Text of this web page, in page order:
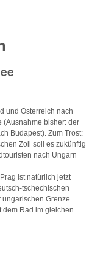
und Österreich nach
(Ausnahme bisher: der
Budapest). Zum Trost:
Zoll soll es zukünftig
nach Ungarn
ist natürlich jetzt
tschechischen
ungarischen Grenze
dem Rad im gleichen